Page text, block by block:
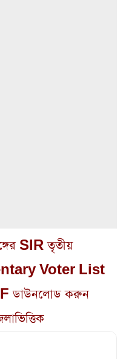
SIR তৃতীয়
Voter List
ডাউনলোড করুন